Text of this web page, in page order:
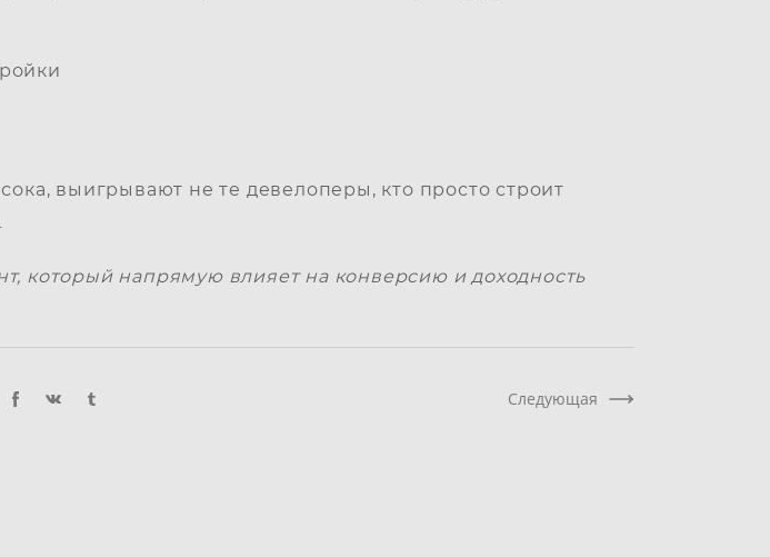
выигрывают не те девелоперы, кто просто строит
который напрямую влияет на конверсию и доходность
Следующая